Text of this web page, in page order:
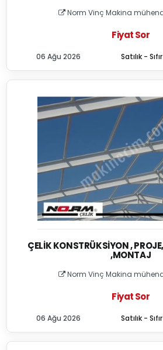
Norm Vinç Makina
Fiyat Sor
Satılık - Sıfır
06 Ağu 2026
ÇELIK KONSTRÜKSIYON ,
,MONTAJ
Norm Vinç Makina
Fiyat Sor
Satılık - Sıfır
06 Ağu 2026